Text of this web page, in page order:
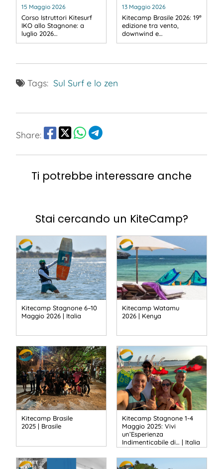
15 Maggio 2026
Corso Istruttori Kitesurf
IKO allo Stagnone: a
luglio 2026…
13 Maggio 2026
Kitecamp Brasile 2026: 19ª
edizione tra vento,
downwind e…
Tags: Sul Surf e lo zen
Share:
Ti potrebbe interessare anche
Stai cercando un KiteCamp?
Kitecamp Stagnone 6–10
Maggio 2026 | Italia
Kitecamp Watamu
2026 | Kenya
Kitecamp Brasile
2025 | Brasile
Kitecamp Stagnone 1-4
Maggio 2025: Vivi
un’Esperienza
Indimenticabile di… | Italia